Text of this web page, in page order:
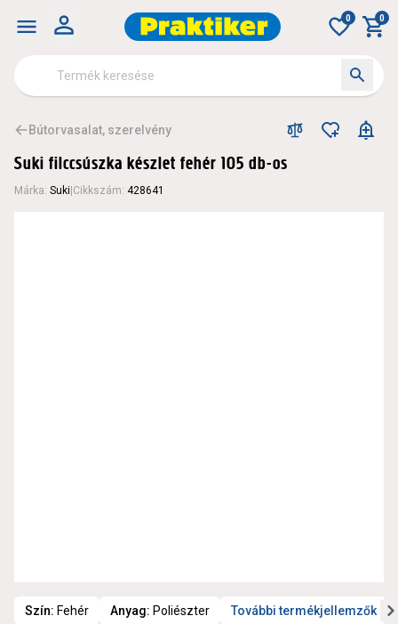
0 0
Bútorvasalat, szerelvény
Suki filccsúszka készlet fehér 105 db-os
Márka: Suki Cikkszám: 428641
Szín: Fehér Anyag: Poliészter További termékjellemzők